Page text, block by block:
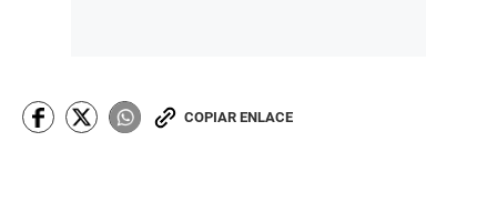
COPIAR ENLACE